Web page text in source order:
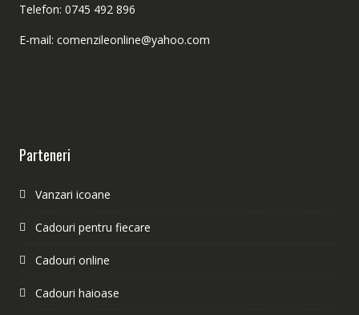
Telefon: 0745 492 896
E-mail: comenzileonline@yahoo.com
Parteneri
Vanzari icoane
Cadouri pentru fiecare
Cadouri online
Cadouri haioase